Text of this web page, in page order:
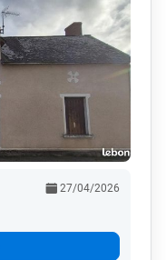
27/04/2026